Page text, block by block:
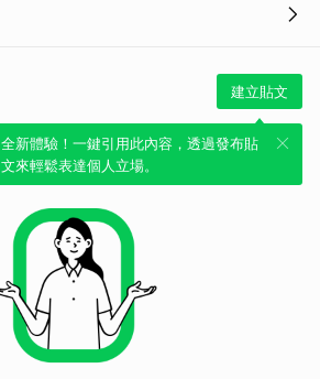
建立貼文
全新體驗！一鍵引用此內容，透過發布貼
文來輕鬆表達個人立場。